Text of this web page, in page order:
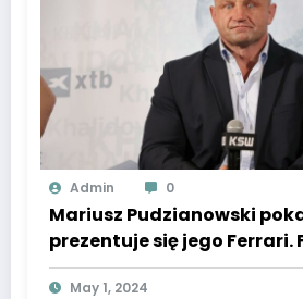
Admin 0
Mariusz Pudzianowski
prezentuje się jego Ferrari.
zaskoczeni. Super Express
May 1, 2024